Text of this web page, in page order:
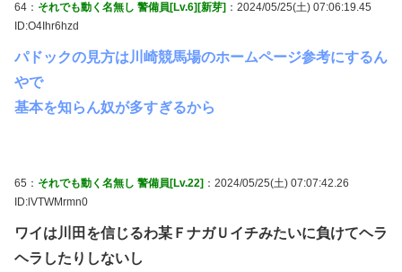
64： それでも動く名無し 警備員[Lv.6][新芽] ：2024/05/25(土) 07:06:19.45
ID:O4Ihr6hzd
パドックの見方は川崎競馬場のホームページ参考にするん
やで
基本を知らん奴が多すぎるから
65： それでも動く名無し 警備員[Lv.22] ：2024/05/25(土) 07:07:42.26
ID:lVTWMrmn0
ワイは川田を信じるわ某ＦナガＵイチみたいに負けてヘラ
ヘラしたりしないし